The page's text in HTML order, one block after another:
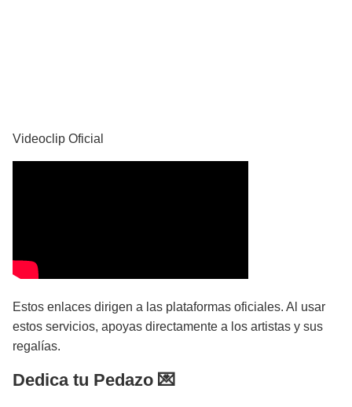
Videoclip Oficial
Estos enlaces dirigen a las plataformas oficiales. Al usar
estos servicios, apoyas directamente a los artistas y sus
regalías.
Dedica tu Pedazo 💌